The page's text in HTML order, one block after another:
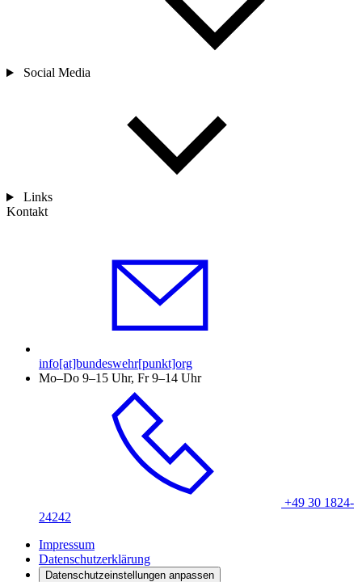
Social Media
Links
Kontakt
info[at]bundeswehr[punkt]org
Mo–Do 9–15 Uhr, Fr 9–14 Uhr
+49 30 1824-
24242
Impressum
Datenschutzerklärung
Datenschutzeinstellungen anpassen